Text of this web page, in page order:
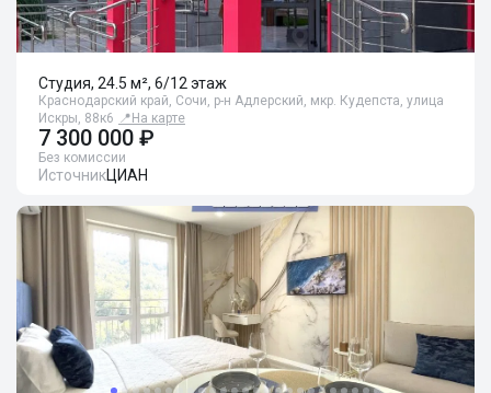
Студия, 24.5 м², 6/12 этаж
Краснодарский край, Сочи, р-н Адлерский, мкр. Кудепста, улица
Искры, 88к6 📍 На карте
7 300 000 ₽
Без комиссии
ИсточникЦИАН